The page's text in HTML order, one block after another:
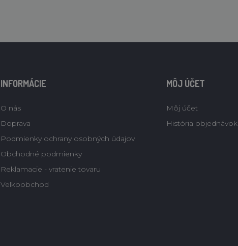
INFORMÁCIE
O nás
Doprava
Podmienky ochrany osobných údajov
Obchodné podmienky
Reklamacie - vratenie tovaru
Velkoobchod
MÔJ ÚČET
Môj účet
História objednávok